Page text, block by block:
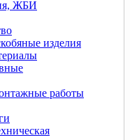
ЖБИ
изделия
работы